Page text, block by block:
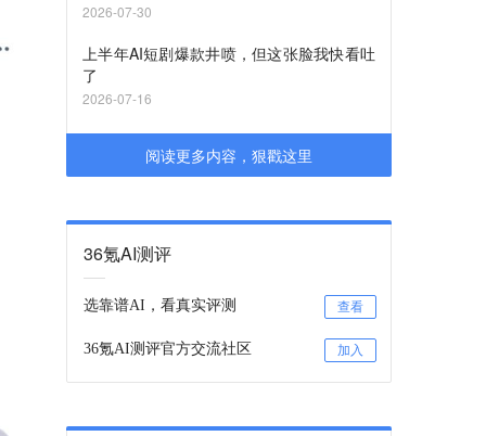
2026-07-30
上半年AI短剧爆款井喷，但这张脸我快看吐
了
2026-07-16
阅读更多内容，狠戳这里
36氪AI测评
选靠谱AI，看真实评测 查看
36氪AI测评官方交流社区 加入